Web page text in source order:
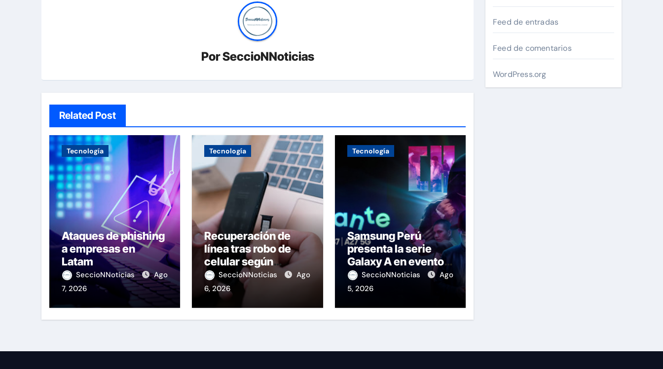
PorSeccioNNoticias
Related Post
Tecnología
Ataques de phishing
a empresas en
Latam
SeccioNNoticias
Ago
7, 2026
Tecnología
Recuperación de
línea tras robo de
celular según
OSIPTEL
SeccioNNoticias
Ago
6, 2026
Tecnología
Samsung Perú
presenta la serie
Galaxy A en evento
de K-Pop
SeccioNNoticias
Ago
5, 2026
Feed de entradas
Feed de comentarios
WordPress.org